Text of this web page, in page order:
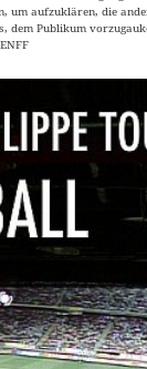
um aufzuklären, die
dem Publikum